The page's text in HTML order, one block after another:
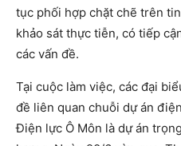
tục phối hợp chặt chẽ trên
khảo sát thực tiễn, có tiếp
các vấn đề.
Tại cuộc làm việc, các đại
đề liên quan chuỗi dự án
Điện lực Ô Môn là dự án